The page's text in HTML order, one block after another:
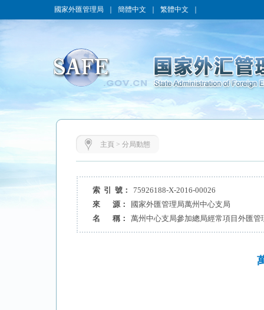
國家外匯管理局 簡體中文 繁體中文
主頁 > 分局動態
索 引 號：
75926188-X-2016-00026
來 源：
國家外匯管理局萬州中心支局
名 稱：
萬州中心支局參加總局經常項目外匯管